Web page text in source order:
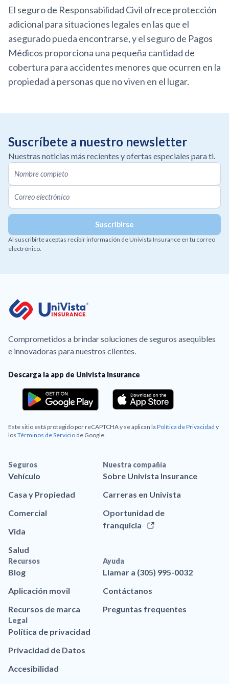
El seguro de Responsabilidad Civil ofrece protección
adicional para situaciones legales en las que el
asegurado pueda encontrarse, y el seguro de Pagos
Médicos proporciona una pequeña cantidad de
cobertura para accidentes menores que ocurren en la
propiedad a personas que no viven en el lugar.
Suscríbete a nuestro newsletter
Nuestras noticias más recientes y ofertas especiales para ti.
Al suscribirte aceptas recibir información de Univista Insurance en tu correo
electrónico.
Comprometidos a brindar soluciones de seguros asequibles
e innovadoras para nuestros clientes.
Descarga la app de Univista Insurance
Este sitio está protegido por reCAPTCHA y se aplican la Política de Privacidad y
los Términos de Servicio de Google.
Seguros
Vehículo
Casa y Propiedad
Comercial
Vida
Salud
Nuestra compañía
Sobre Univista Insurance
Carreras en Univista
Oportunidad de
franquicia
Recursos
Blog
Aplicación movil
Recursos de marca
Ayuda
Llamar a (305) 995-0032
Contáctanos
Preguntas frequentes
Legal
Política de privacidad
Privacidad de Datos
Accesibilidad